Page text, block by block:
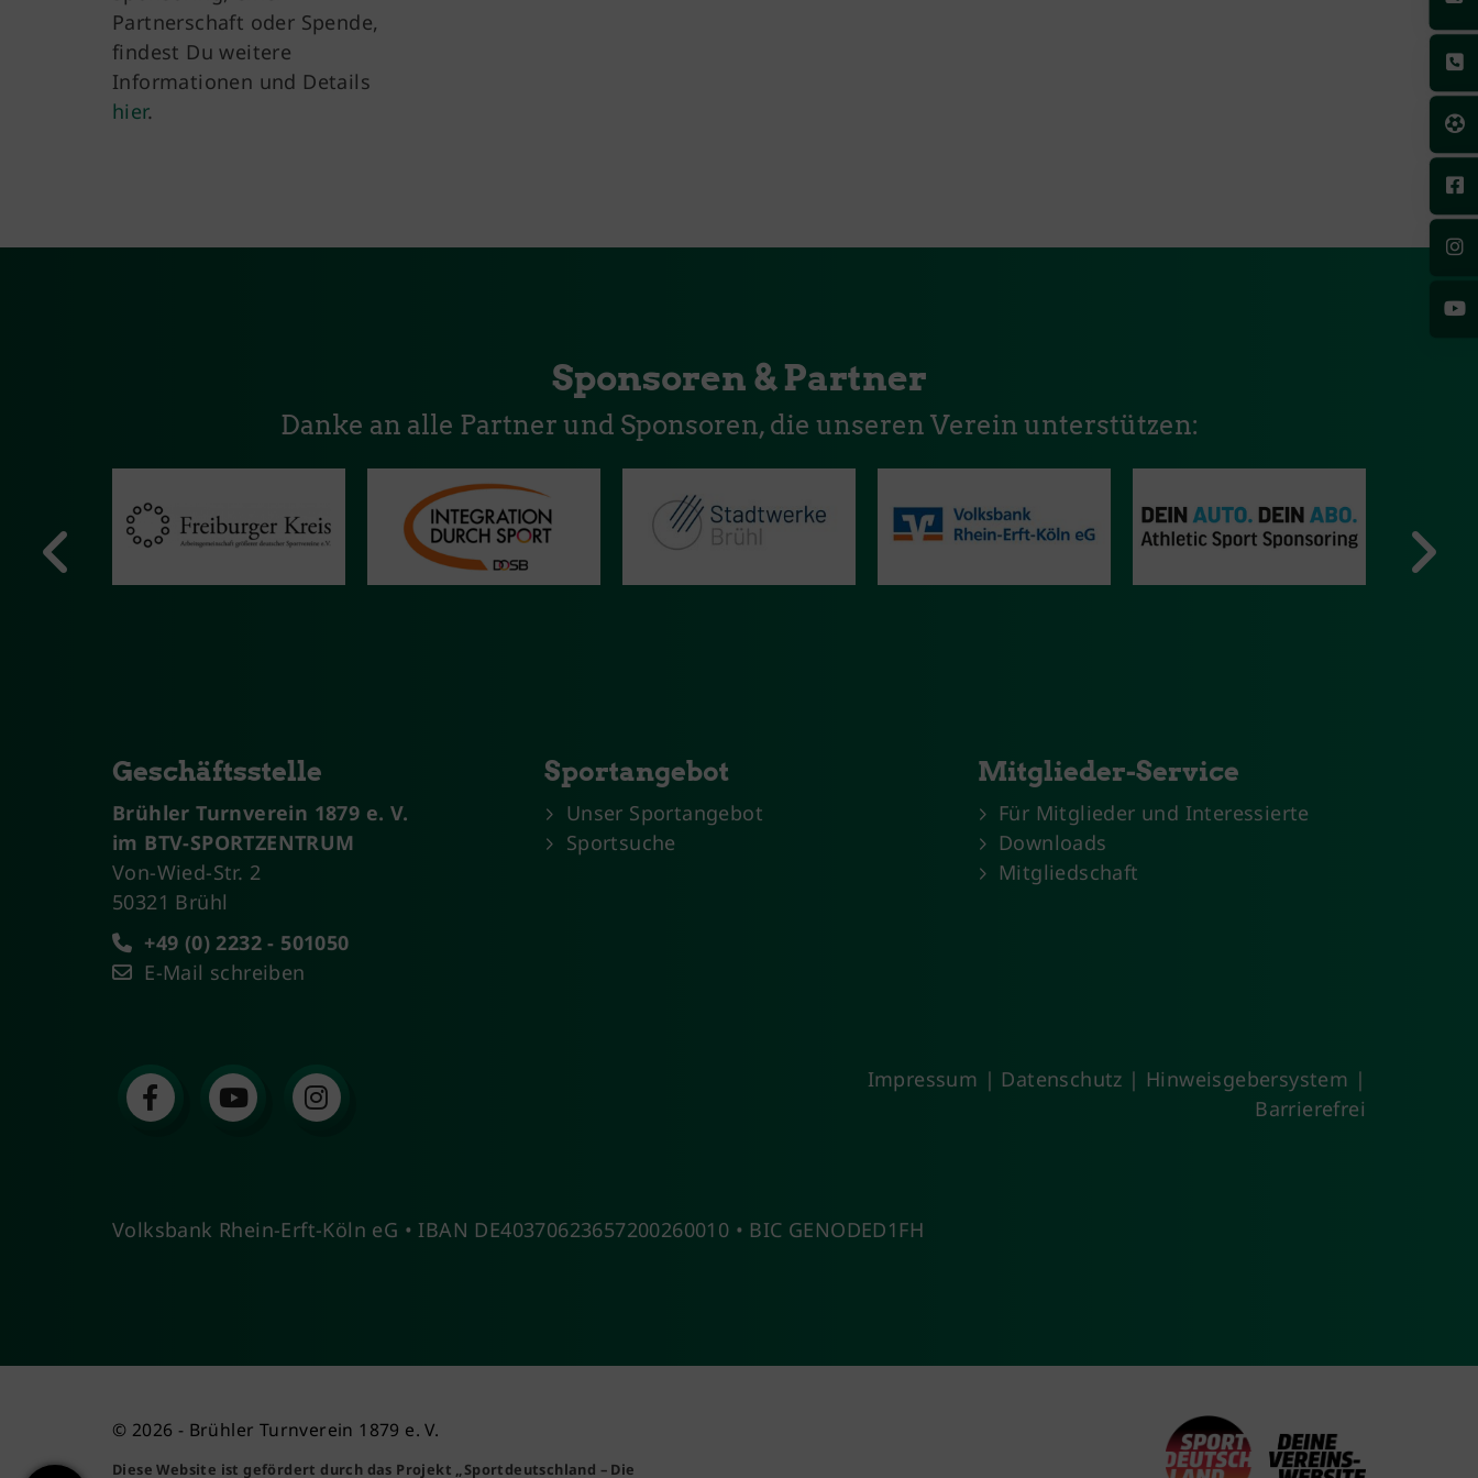
Partnerschaft oder Spende,
findest Du weitere
Informationen und Details
hier.
Sponsoren & Partner
Danke an alle Partner und Sponsoren, die unseren Verein unterstützen:
Geschäftsstelle
Brühler Turnverein 1879 e. V.
im BTV-SPORTZENTRUM
Von-Wied-Str. 2
50321 Brühl
+49 (0) 2232 - 501050
E-Mail schreiben
Sportangebot
Unser Sportangebot
Sportsuche
Mitglieder-Service
Für Mitglieder und Interessierte
Downloads
Mitgliedschaft
Impressum | Datenschutz | Hinweisgebersystem |
Barrierefrei
Volksbank Rhein-Erft-Köln eG • IBAN DE40370623657200260010 • BIC GENODED1FH
© 2026 - Brühler Turnverein 1879 e. V.
Diese Website ist gefördert durch das Projekt „Sportdeutschland – Die